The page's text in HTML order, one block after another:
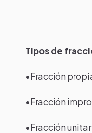
Tipos de
•Fracción
•Fracción
•Fracción